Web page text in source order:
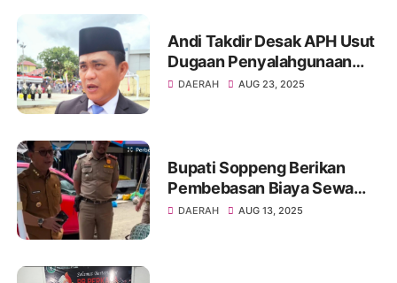
Andi Takdir Desak APH Usut
Dugaan Penyalahgunaan
Aset Negara di Soppeng
DAERAH AUG 23, 2025
Bupati Soppeng Berikan
Pembebasan Biaya Sewa
Kios untuk Pedagang Kecil
DAERAH AUG 13, 2025